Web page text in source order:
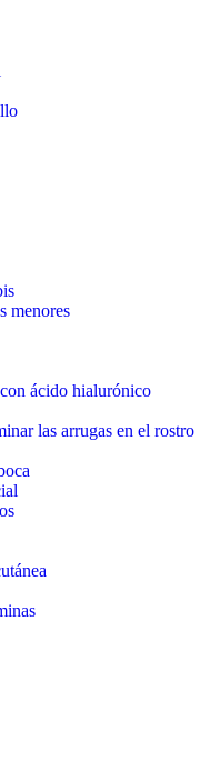
menores
ácido hialurónico
las arrugas en el rostro